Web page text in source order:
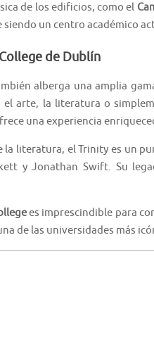
de los edificios, como el
un centro académico
de Dublín
alberga una amplia
el arte, la literatura o
una experiencia
la literatura, el Trinity es un
y Jonathan Swift. Su
es imprescindible para
de las universidades más